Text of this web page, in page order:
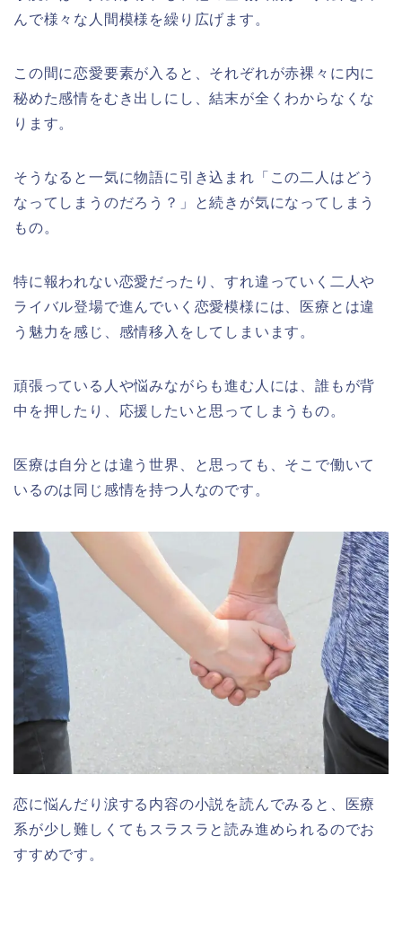
んで様々な人間模様を繰り広げます。
この間に恋愛要素が入ると、それぞれが赤裸々に内に
秘めた感情をむき出しにし、結末が全くわからなくな
ります。
そうなると一気に物語に引き込まれ「この二人はどう
なってしまうのだろう？」と続きが気になってしまう
もの。
特に報われない恋愛だったり、すれ違っていく二人や
ライバル登場で進んでいく恋愛模様には、医療とは違
う魅力を感じ、感情移入をしてしまいます。
頑張っている人や悩みながらも進む人には、誰もが背
中を押したり、応援したいと思ってしまうもの。
医療は自分とは違う世界、と思っても、そこで働いて
いるのは同じ感情を持つ人なのです。
恋に悩んだり涙する内容の小説を読んでみると、医療
系が少し難しくてもスラスラと読み進められるのでお
すすめです。